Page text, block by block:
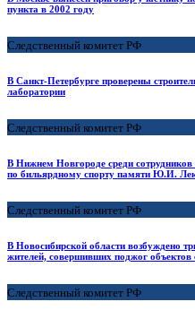
пункта в 2002 году
Следственный комитет РФ
В Санкт-Петербурге проверены
лаборатории
Следственный комитет РФ
В Нижнем Новгороде среди сотрудников
по бильярдному спорту памяти Ю.И.
Следственный комитет РФ
В Новосибирской области возбуждено
жителей, совершивших поджог объектов
Следственный комитет РФ